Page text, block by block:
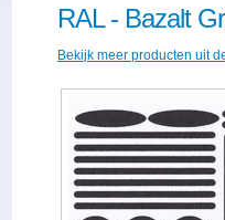
RAL - Bazalt
Bekijk meer producten uit